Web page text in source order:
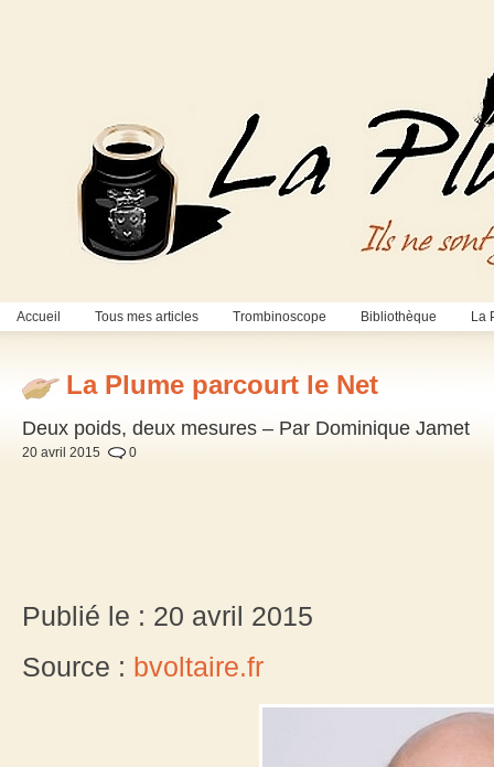
Accueil Tous mes articles Trombinoscope Bibliothèque La
La Plume parcourt le Net
Deux poids, deux mesures – Par Dominique Jamet
20 avril 2015 0
Publié le : 20 avril 2015
Source : bvoltaire.fr